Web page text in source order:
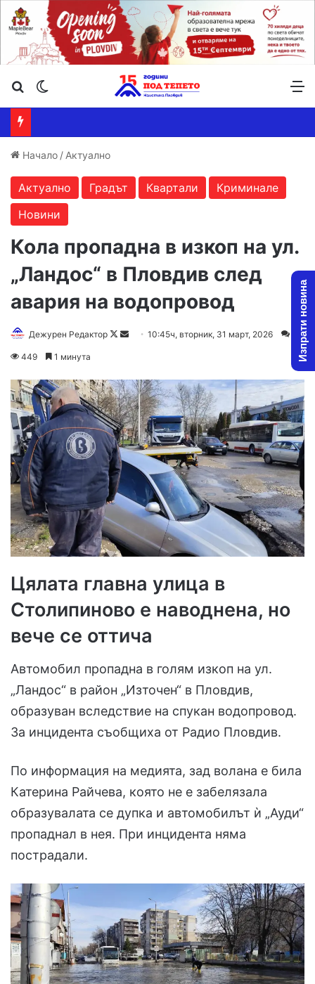
Търсене ...
Начало / Актуално
Актуално Градът Квартали
Криминале
Новини
Кола пропадна в изкоп на ул.
„Ландос“ в Пловдив след
авария на водопровод
Дежурен Редактор
Follow
Send10:45ч, вторник, 31 март, 2026
449 1 минута
Цялата главна улица в
Столипиново е наводнена, но
вече се оттича
Автомобил пропадна в голям изкоп на ул.
„Ландос“ в район „Източен“ в Пловдив,
образуван вследствие на спукан водопровод.
За инцидента съобщиха от Радио Пловдив.
По информация на медията, зад волана е била
Катерина Райчева, която не е забелязала
образувалата се дупка и автомобилът ѝ „Ауди“
пропаднал в нея. При инцидента няма
пострадали.
Изпрати новина